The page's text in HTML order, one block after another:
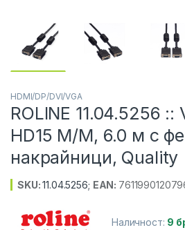
HDMI/DP/DVI/VGA
ROLINE 11.04.5256 ::
HD15 M/M, 6.0 м с
накрайници, Quality
SKU:11.04.5256; EAN:
Наличност: 9